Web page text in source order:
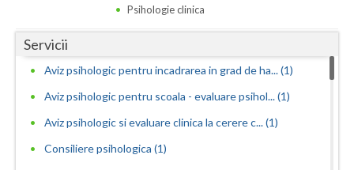
Covasna
Dambovita
Dolj
Galati
Psihologie clinica
Servicii
Aviz psihologic pentru incadrarea in grad de ha... (1)
Aviz psihologic pentru scoala - evaluare psihol... (1)
Aviz psihologic si evaluare clinica la cerere c... (1)
Consiliere psihologica (1)